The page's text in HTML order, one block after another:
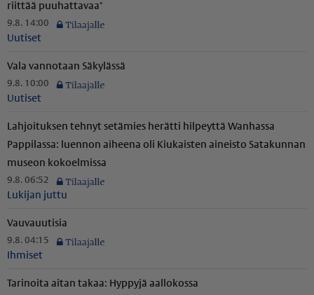
riittää puuhattavaa"
9.8. 14:00
Uutiset
Vala vannotaan Säkylässä
9.8. 10:00
Uutiset
Lahjoituksen tehnyt setämies herätti hilpeyttä Wanhassa
Pappilassa: luennon aiheena oli Kiukaisten aineisto Satakunnan
museon kokoelmissa
9.8. 06:52
Lukijan juttu
Vauvauutisia
9.8. 04:15
Ihmiset
Tarinoita aitan takaa: Hyppyjä aallokossa